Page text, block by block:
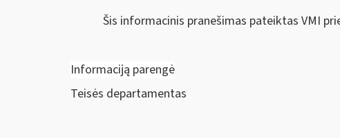
Šis informacinis pranešimas pateiktas VMI
Informaciją parengė
Teisės departamentas